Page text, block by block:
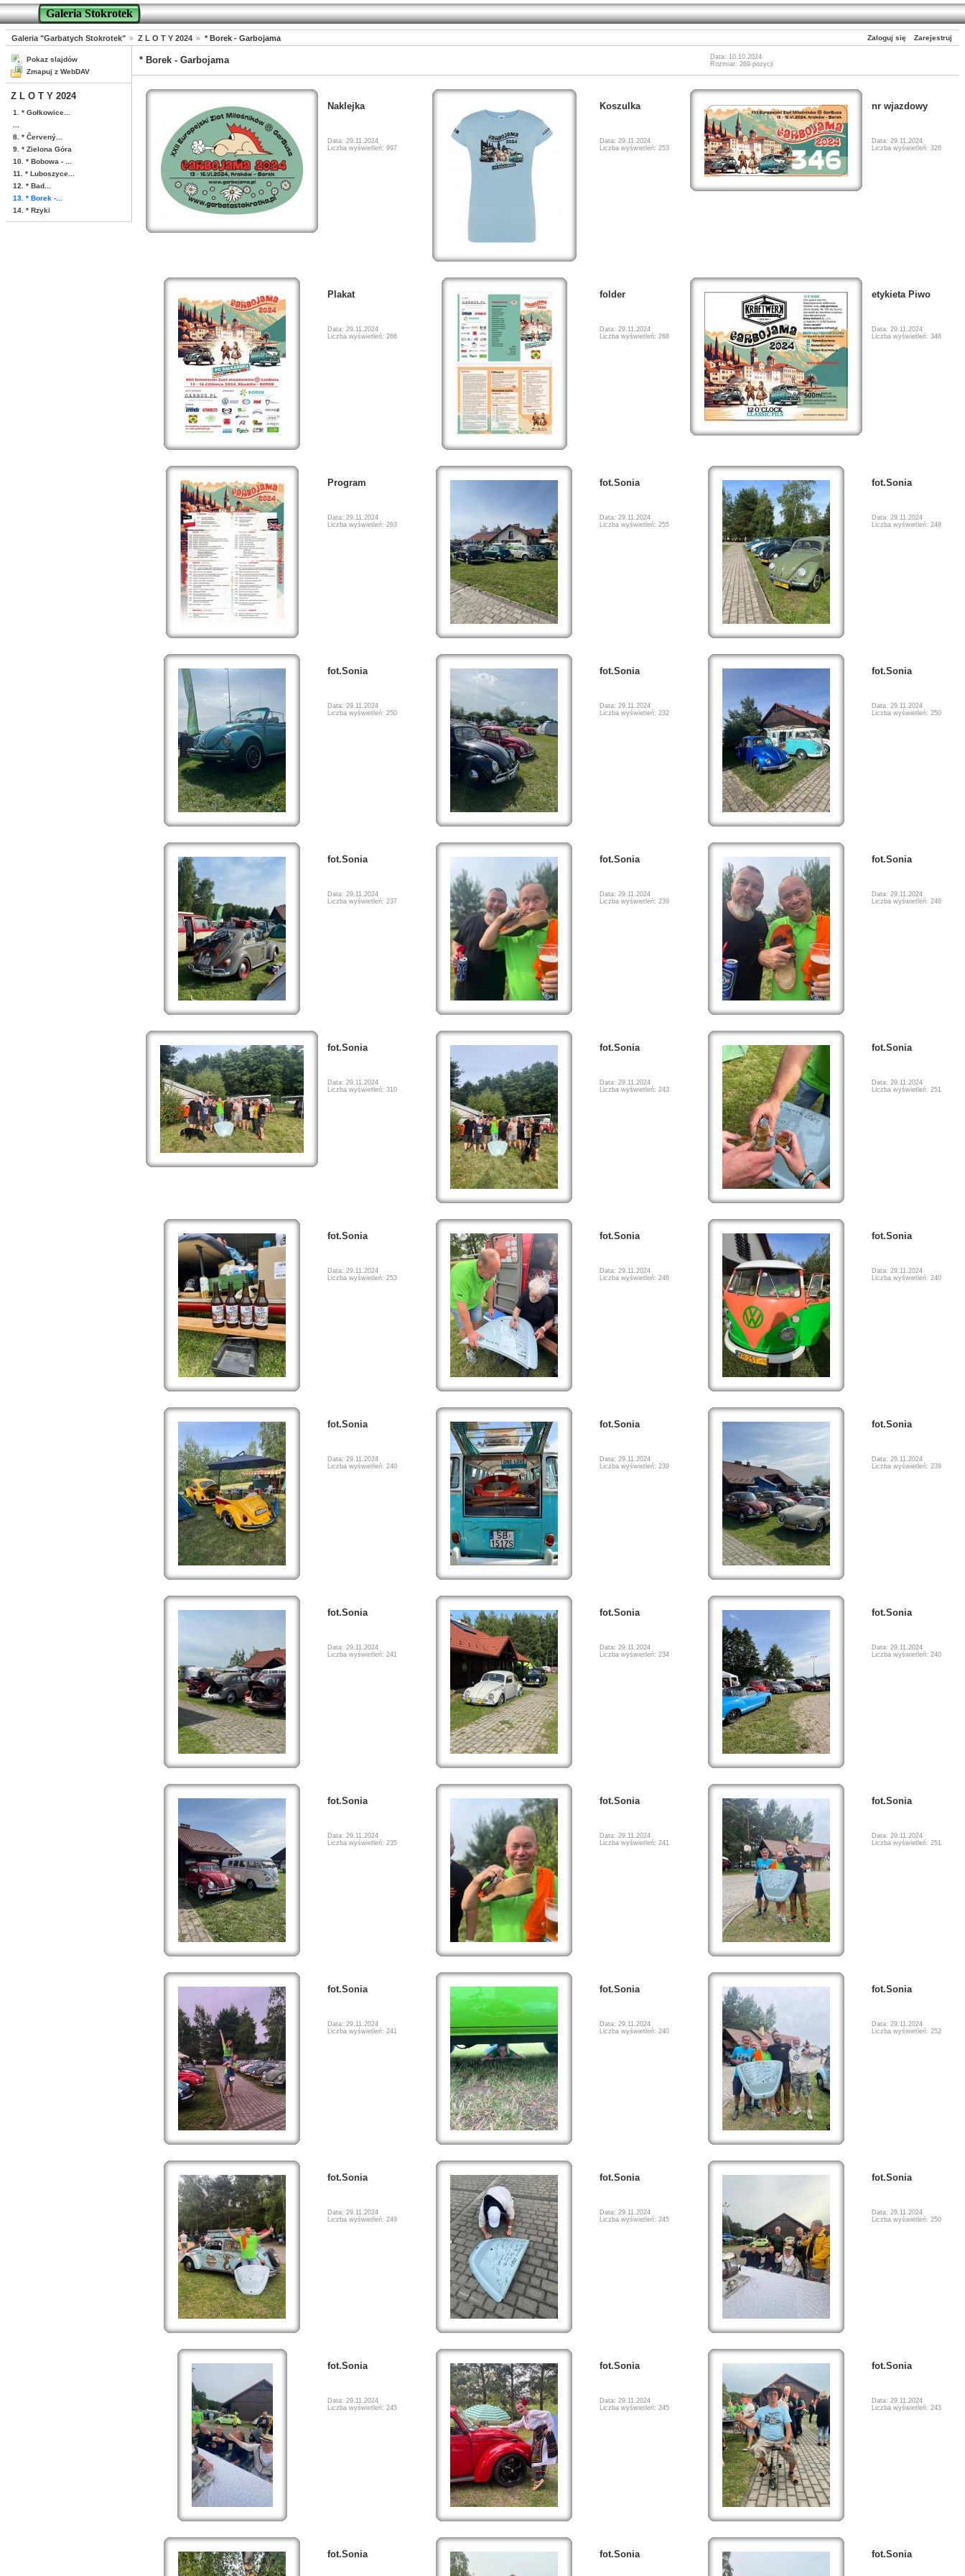
Galeria Stokrotek
Zaloguj się Zarejestruj
Galeria "Garbatych Stokrotek" Z L O T Y 2024 * Borek - Garbojama
Pokaz slajdów
Zmapuj z WebDAV
Z L O T Y 2024
1. * Gołkowice...
8. * Červený...
9. * Zielona Góra
10. * Bobowa - ...
11. * Luboszyce...
12. * Bad...
13. * Borek -...
14. * Rzyki
* Borek - Garbojama
Data: 10.10.2024
Rozmiar: 269 pozycji
Naklejka
Data: 29.11.2024
Liczba wyświetleń: 997
Koszulka
Data: 29.11.2024
Liczba wyświetleń: 253
nr wjazdowy
Data: 29.11.2024
Liczba wyświetleń: 326
Plakat
Data: 29.11.2024
Liczba wyświetleń: 266
folder
Data: 29.11.2024
Liczba wyświetleń: 268
etykieta Piwo
Data: 29.11.2024
Liczba wyświetleń: 348
Program
Data: 29.11.2024
Liczba wyświetleń: 283
fot.Sonia
Data: 29.11.2024
Liczba wyświetleń: 255
fot.Sonia
Data: 29.11.2024
Liczba wyświetleń: 248
fot.Sonia
Data: 29.11.2024
Liczba wyświetleń: 250
fot.Sonia
Data: 29.11.2024
Liczba wyświetleń: 232
fot.Sonia
Data: 29.11.2024
Liczba wyświetleń: 250
fot.Sonia
Data: 29.11.2024
Liczba wyświetleń: 237
fot.Sonia
Data: 29.11.2024
Liczba wyświetleń: 239
fot.Sonia
Data: 29.11.2024
Liczba wyświetleń: 246
fot.Sonia
Data: 29.11.2024
Liczba wyświetleń: 310
fot.Sonia
Data: 29.11.2024
Liczba wyświetleń: 243
fot.Sonia
Data: 29.11.2024
Liczba wyświetleń: 251
fot.Sonia
Data: 29.11.2024
Liczba wyświetleń: 253
fot.Sonia
Data: 29.11.2024
Liczba wyświetleń: 246
fot.Sonia
Data: 29.11.2024
Liczba wyświetleń: 240
fot.Sonia
Data: 29.11.2024
Liczba wyświetleń: 240
fot.Sonia
Data: 29.11.2024
Liczba wyświetleń: 239
fot.Sonia
Data: 29.11.2024
Liczba wyświetleń: 239
fot.Sonia
Data: 29.11.2024
Liczba wyświetleń: 241
fot.Sonia
Data: 29.11.2024
Liczba wyświetleń: 234
fot.Sonia
Data: 29.11.2024
Liczba wyświetleń: 240
fot.Sonia
Data: 29.11.2024
Liczba wyświetleń: 235
fot.Sonia
Data: 29.11.2024
Liczba wyświetleń: 241
fot.Sonia
Data: 29.11.2024
Liczba wyświetleń: 251
fot.Sonia
Data: 29.11.2024
Liczba wyświetleń: 241
fot.Sonia
Data: 29.11.2024
Liczba wyświetleń: 240
fot.Sonia
Data: 29.11.2024
Liczba wyświetleń: 252
fot.Sonia
Data: 29.11.2024
Liczba wyświetleń: 249
fot.Sonia
Data: 29.11.2024
Liczba wyświetleń: 245
fot.Sonia
Data: 29.11.2024
Liczba wyświetleń: 250
fot.Sonia
Data: 29.11.2024
Liczba wyświetleń: 245
fot.Sonia
Data: 29.11.2024
Liczba wyświetleń: 245
fot.Sonia
Data: 29.11.2024
Liczba wyświetleń: 243
fot.Sonia fot.Sonia fot.Sonia